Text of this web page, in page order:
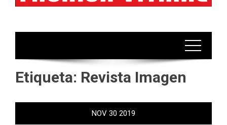
Etiqueta: Revista Imagen
NOV 30 2019